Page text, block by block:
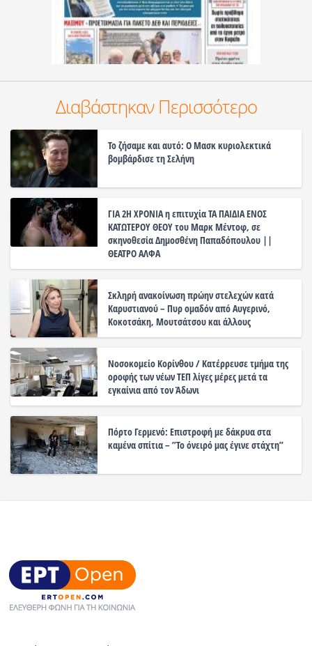
Διαβάστηκαν Περισσότερο
Το ζήσαμε και αυτό: Ο Μασκ κυριολεκτικά
βομβάρδισε τη Σελήνη
ΓΙΑ 2Η ΧΡΟΝΙΑ η επιτυχία ΤΑ ΠΑΙΔΙΑ ΕΝΟΣ
ΚΑΤΩΤΕΡΟΥ ΘΕΟΥ του Μαρκ Μέντοφ, σε
σκηνοθεσία Δημοσθένη Παπαδόπουλου ||
ΘΕΑΤΡΟ ΑΛΦΑ
Σκληρή ανακοίνωση πρώην στελεχών κατά
Καρυστιανού – Πυρ ομαδόν από Αυγερινό,
Κοκοτσάκη, Μουτσάτσου και άλλους
Νοσοκομείο Κορίνθου / Κατέρρευσε τμήμα της
οροφής των νέων ΤΕΠ λίγες μέρες μετά τα
εγκαίνια από τον Άδωνι
Πόρτο Γερμενό: Επιστροφή με δάκρυα στα
καμένα σπίτια – ”Το όνειρό μας έγινε στάχτη”